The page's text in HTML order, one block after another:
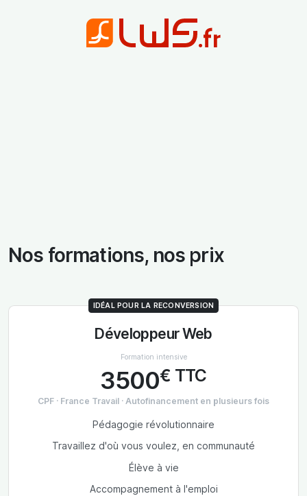
Nos formations, nos prix
IDÉAL POUR LA RECONVERSION
Développeur Web
Formation intensive
3500€ TTC
CPF · France Travail · Autofinancement en plusieurs fois
Pédagogie révolutionnaire
Travaillez d'où vous voulez, en communauté
Élève à vie
Accompagnement à l'emploi